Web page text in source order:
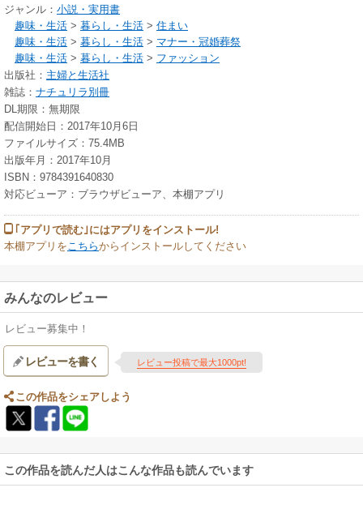
今回取材させていただいたみなさんも長年使い続けてきたものには全く頓
着せず、
今の暮らしにしっくりくるものをうれしそうに、軽やかに、選び取ってい
ました。
もちろん、買い替えるだけではなく改めて「やっぱり好き」と再確認し、
使い続けることにしたものも。ここでご紹介するのは、
そうやって今の自分に向き合い暮らしに取り入れた“10のもの”たちです。
大人になって自分を見直すことは
年を重ねたからこその楽しみでもあるのですね。
【目次】
堀井和子さん／「１丁目ほりい事務所」
chizuさん／スタイリスト
坂井より子さん／主婦・料理家
RARI YOSHIOさん／クリエイター
column
2｜リーディンググラス
3｜ブラックフォーマル
4｜体のためのおいしいもの
6｜大人になって感銘を受けた本
7｜毎日のスキンケア
ジャンル： 小説・実用書
趣味・生活 > 暮らし・生活 > 住まい
趣味・生活 > 暮らし・生活 > マナー・冠婚葬祭
趣味・生活 > 暮らし・生活 > ファッション
出版社： 主婦と生活社
雑誌： ナチュリラ別冊
DL期限：無期限
配信開始日：2017年10月6日
ファイルサイズ：75.4MB
出版年月：2017年10月
ISBN：9784391640830
対応ビューア：ブラウザビューア、本棚アプリ
｢アプリで読む｣にはアプリをインストール!
本棚アプリを こちらからインストールしてください
みんなのレビュー
レビュー募集中！
レビューを書く レビュー投稿で最大1000pt!
この作品をシェアしよう
この作品を読んだ人はこんな作品も読んでいます